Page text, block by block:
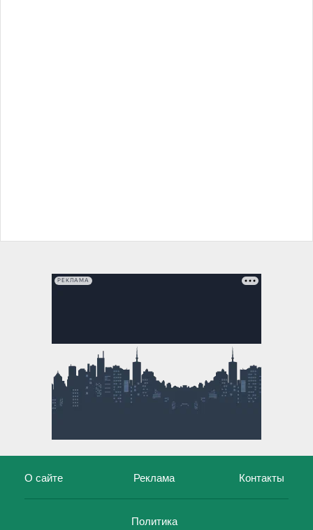
РЕКЛАМА
О сайте Реклама Контакты
Политика